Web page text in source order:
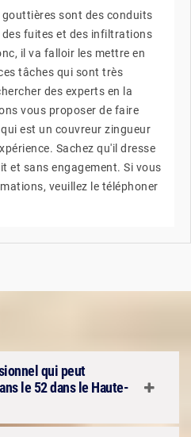
sont des conduits
fuites et des infiltrations
il va falloir les mettre en
tâches qui sont très
des experts en la
vous proposer de faire
est un couvreur zingueur
Sachez qu'il dresse
et sans engagement. Si vous
veuillez le téléphoner
qui peut
le 52 dans le Haute-